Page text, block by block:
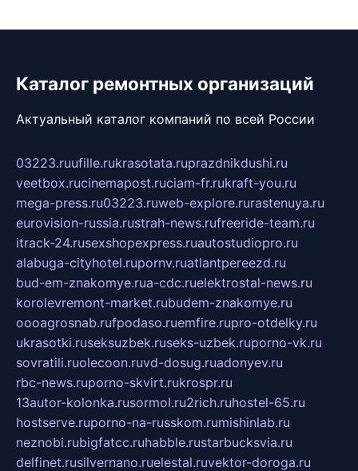
Каталог ремонтных организаций
Актуальный каталог компаний по всей России
03223.ruufille.rukrasotata.ruprazdnikdushi.ru
veetbox.rucinemapost.ruciam-fr.rukraft-you.ru
mega-press.ru03223.ruweb-explore.rurastenuya.ru
eurovision-russia.rustrah-news.rufreeride-team.ru
itrack-24.rusexshopexpress.ruautostudiopro.ru
alabuga-cityhotel.rupornv.ruatlantpereezd.ru
bud-em-znakomye.rua-cdc.ruelektrostal-news.ru
korolevremont-market.rubudem-znakomye.ru
oooagrosnab.rufpodaso.ruemfire.rupro-otdelky.ru
ukrasotki.ruseksuzbek.ruseks-uzbek.ruporno-vk.ru
sovratili.ruolecoon.ruvd-dosug.ruadonyev.ru
rbc-news.ruporno-skvirt.rukrospr.ru
13autor-kolonka.rusormol.ru2rich.ruhostel-65.ru
hostserve.ruporno-na-russkom.rumishinlab.ru
neznobi.rubigfatcc.ruhabble.rustarbucksvia.ru
delfinet.rusilvernano.ruelestal.ruvektor-doroga.ru